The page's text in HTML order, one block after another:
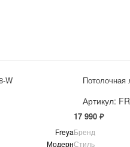
W
Freya
Модерн
Потолочная
Артикул:
17 990 ₽
Бренд
Стиль